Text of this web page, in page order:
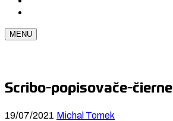
MENU
Scribo-popisovače-čierne
19/07/2021 Michal Tomek